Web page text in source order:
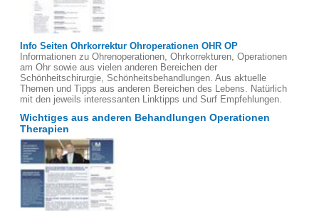
Info Seiten Ohrkorrektur Ohroperationen OHR OP
Informationen zu Ohrenoperationen, Ohrkorrekturen, Operationen
am Ohr sowie aus vielen anderen Bereichen der
Schönheitschirurgie, Schönheitsbehandlungen. Aus aktuelle
Themen und Tipps aus anderen Bereichen des Lebens. Natürlich
mit den jeweils interessanten Linktipps und Surf Empfehlungen.
Wichtiges aus anderen Behandlungen Operationen
Therapien